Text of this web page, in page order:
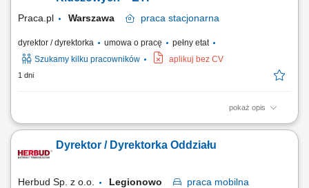
Praca.pl Warszawa praca stacjonarna
dyrektor / dyrektorka umowa o pracę
pełny etat
Szukamy kilku pracowników
aplikuj bez CV
1 dni
pokaż opis
Opis stanowiska Odpowiedzialność za rozwój biznesu w obszarze
instytucjonalnymi oraz partnerami biznesowymi. Realizacja strategii
sprzedażowej i zwiększanie wartości aktywów powierzonych produktów.
Dyrektor / Dyrektorka Oddziału
Herbud Sp. z o.o. Legionowo praca mobilna